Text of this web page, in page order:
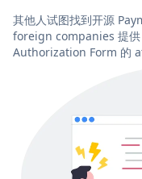
其他人试图找到开源
foreign companies 提
Authorization Form 的